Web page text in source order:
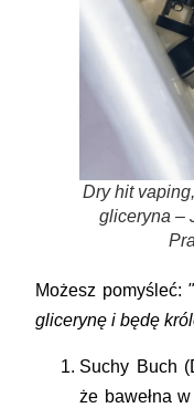
Dry hit
gliceryna –
Możesz pomyśleć:
glicerynę i będę
Suchy Buch
że bawełna